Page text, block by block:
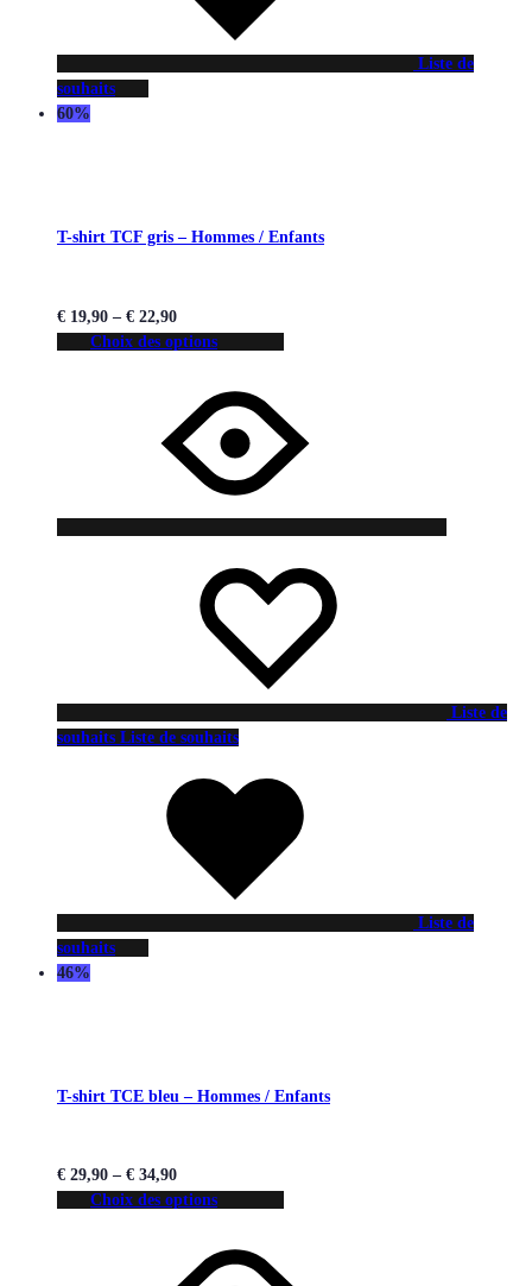
Liste de
souhaits
60%
T-shirt TCF gris – Hommes / Enfants
€ 19,90 – € 22,90
Choix des options
Liste de
souhaits Liste de souhaits
Liste de
souhaits
46%
T-shirt TCE bleu – Hommes / Enfants
€ 29,90 – € 34,90
Choix des options